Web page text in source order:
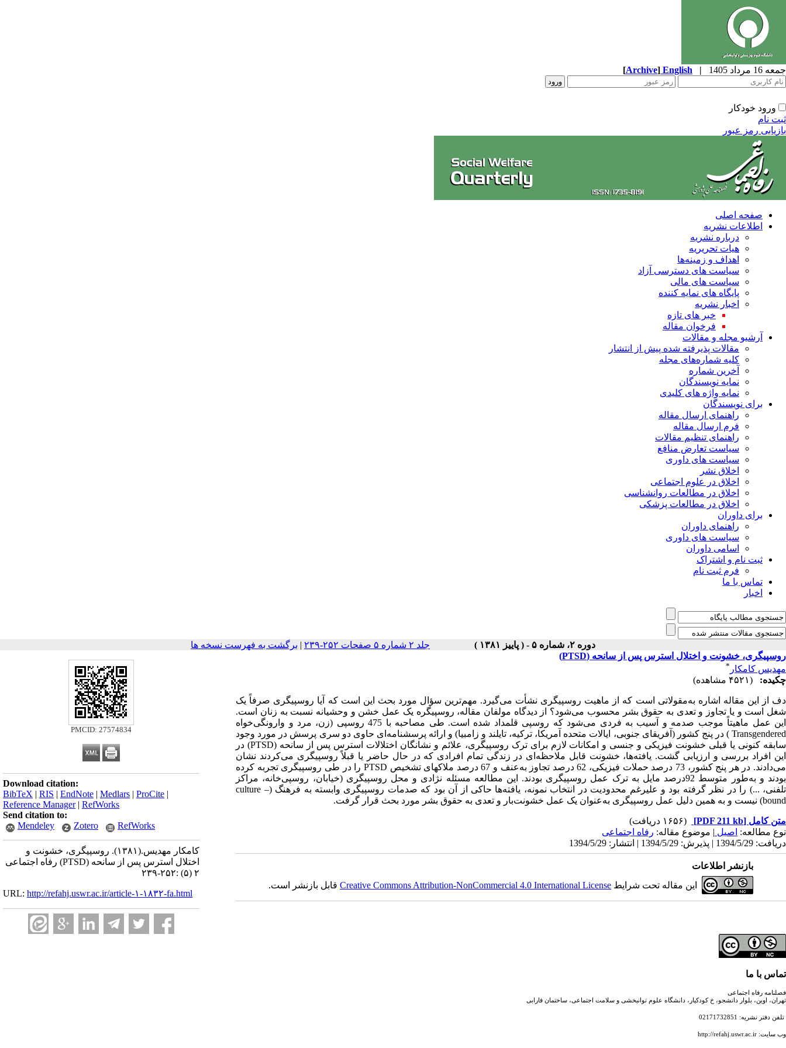
جمعه 16 مرداد 1405 |
English
[Archive]
ورود خودکار
ثبت نام
بازیابی رمز عبور
صفحه اصلی
اطلاعات نشریه
درباره نشریه
هیات تحریریه
اهداف و زمینه‌ها
سیاست های دسترسی آزاد
سیاست های مالی
پایگاه های نمایه کننده
اخبار نشریه
خبر های تازه
فرخوان مقاله
آرشیو مجله و مقالات
مقالات پذیرفته شده پیش از انتشار
کلیه شماره‌های مجله
آخرین شماره
نمایه نویسندگان
نمایه واژه های کلیدی
برای نویسندگان
راهنمای ارسال مقاله
فرم ارسال مقاله
راهنمای تنظیم مقالات
سیاست تعارض منافع
سیاست های داوری
اخلاق نشر
اخلاق در علوم اجتماعی
اخلاق در مطالعات روانشناسی
اخلاق در مطالعات پزشکی
برای داوران
راهنمای داوران
سیاست های داوری
اسامی داوران
ثبت نام و اشتراک
فرم ثبت نام
تماس با ما
اخبار
دوره ۲، شماره ۵ - ( پاییز ۱۳۸۱ ) جلد ۲ شماره ۵ صفحات ۲۵۲-۲۳۹ | برگشت به فهرست نسخه ها
PMCID: 27574834
Download citation:
BibTeX | RIS | EndNote | Medlars | ProCite |
Reference Manager| RefWorks
Send citation to:
Mendeley
Zotero RefWorks
کامکار مهدیس.(۱۳۸۱).
روسپیگری،‌ خشونت و
اختلال استرس پس از سانحه (PTSD) رفاه اجتماعی
۲ (۵) :۲۵۲-۲۳۹
URL: http://refahj.uswr.ac.ir/article-۱-۱۸۳۲-fa.html
روسپیگری،‌ خشونت و اختلال استرس پس از سانحه (PTSD)
مهدیس کامکار *
چکیده: (۴۵۲۱ مشاهده)
دف از این مقاله اشاره به‌مقولاتی است که از ماهیت روسپیگری نشأت می‌گیرد. مهم‌ترین سؤال مورد بحث این است که آیا روسپیگری صرفاً یک
شغل است و یا تجاوز و تعدی به حقوق بشر محسوب می‌شود؟ از دیدگاه مولفان مقاله، روسپیگره یک عمل خشن و وحشیانه نسبت به زنان است.
این عمل ماهیتاً موجب صدمه و آسیب به فردی می‌شود که روسپی قلمداد شده است. طی مصاحبه با 475 روسپی (زن، مرد و وارونگی‌خواه
Transgendered ) در پنج کشور (آفریقای جنوبی، ایالات متحده آمریکا، ترکیه، تایلند و زامبیا) و ارائه پرسشنامه‌ای حاوی دو سری پرسش در مورد وجود
سابقه کنونی یا قبلی خشونت فیزیکی و جنسی و امکانات لازم برای ترک روسپیگری، علائم و نشانگان اختلالات استرس پس از سانحه (PTSD) در
این افراد بررسی و ارزیابی گشت. یافته‌ها،‌ خشونت قابل ملاحظه‌ای در زندگی تمام افرادی که در حال حاضر یا قبلاً روسپیگری می‌کردند نشان
می‌دادند. در هر پنج کشور، 73 درصد حملات فیزیکی، 62 درصد تجاوز به‌عنف و 67 درصد ملاکهای تشخیص PTSD را در طی روسپیگری تجربه کرده
بودند و به‌طور متوسط 92درصد مایل به ترک عمل روسپیگری بودند. این مطالعه مسئله نژادی و محل روسپیگری (خیابان، روسپی‌خانه، مراکز
تلفنی، ...) را در نظر گرفته بود و علیرغم محدودیت در انتخاب نمونه، یافته‌ها حاکی از آن بود که صدمات روسپیگری وابسته به فرهنگ (culture –
bound) نیست و به همین دلیل عمل روسپیگری به‌عنوان یک عمل خشونت‌بار و تعدی به حقوق بشر مورد بحث قرار گرفت.
متن کامل [PDF 211 kb]
(۱۶۵۶ دریافت)
نوع مطالعه: اصیل | موضوع مقاله: رفاه اجتماعی
دریافت: 1394/5/29 | پذیرش: 1394/5/29 | انتشار: 1394/5/29
بازنشر اطلاعات
این مقاله تحت شرایط Creative Commons Attribution-NonCommercial 4.0 International Licenseقابل بازنشر است.
تماس با ما
فصلنامه رفاه اجتماعی
تهران، اوین، بلوار دانشجو، خ کودکیار، دانشگاه علوم توانبخشی و سلامت اجتماعی، ساختمان فارابی
تلفن دفتر نشریه: 02171732851
وب سایت: http://refahj.uswr.ac.ir